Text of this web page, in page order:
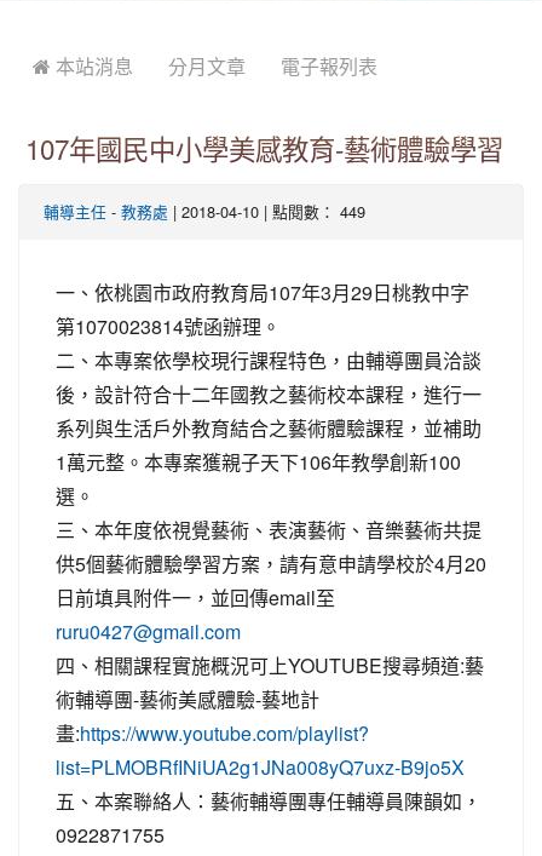
 本站消息 分月文章 電子報列表
107年國民中小學美感教育-藝術體驗學習
輔導主任 - 教務處 | 2018-04-10 | 點閱數： 449
一、依桃園市政府教育局107年3月29日桃教中字
第1070023814號函辦理。
二、本專案依學校現行課程特色，由輔導團員洽談
後，設計符合十二年國教之藝術校本課程，進行一
系列與生活戶外教育結合之藝術體驗課程，並補助
1萬元整。本專案獲親子天下106年教學創新100
選。
三、本年度依視覺藝術、表演藝術、音樂藝術共提
供5個藝術體驗學習方案，請有意申請學校於4月20
日前填具附件一，並回傳email至
ruru0427@gmail.com
四、相關課程實施概況可上YOUTUBE搜尋頻道:藝
術輔導團-藝術美感體驗-藝地計
畫:https://www.youtube.com/playlist?
list=PLMOBRfINiUA2g1JNa008yQ7uxz-B9jo5X
五、本案聯絡人：藝術輔導團專任輔導員陳韻如，
0922871755